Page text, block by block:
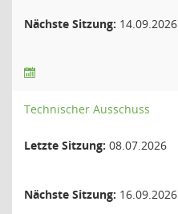
Nächste Sitzung: 14.09.2026
Technischer Ausschuss
Letzte Sitzung: 08.07.2026
Nächste Sitzung: 16.09.2026